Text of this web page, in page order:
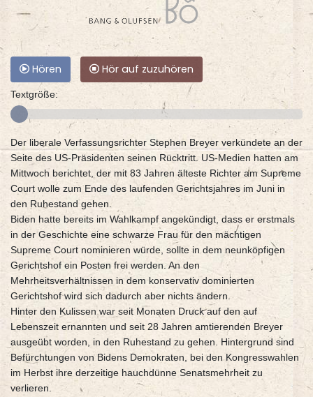
Hören Hör auf zuzuhören
Textgröße:
Der liberale Verfassungsrichter Stephen Breyer verkündete an der
Seite des US-Präsidenten seinen Rücktritt. US-Medien hatten am
Mittwoch berichtet, der mit 83 Jahren älteste Richter am Supreme
Court wolle zum Ende des laufenden Gerichtsjahres im Juni in
den Ruhestand gehen.
Biden hatte bereits im Wahlkampf angekündigt, dass er erstmals
in der Geschichte eine schwarze Frau für den mächtigen
Supreme Court nominieren würde, sollte in dem neunköpfigen
Gerichtshof ein Posten frei werden. An den
Mehrheitsverhältnissen in dem konservativ dominierten
Gerichtshof wird sich dadurch aber nichts ändern.
Hinter den Kulissen war seit Monaten Druck auf den auf
Lebenszeit ernannten und seit 28 Jahren amtierenden Breyer
ausgeübt worden, in den Ruhestand zu gehen. Hintergrund sind
Befürchtungen von Bidens Demokraten, bei den Kongresswahlen
im Herbst ihre derzeitige hauchdünne Senatsmehrheit zu
verlieren.